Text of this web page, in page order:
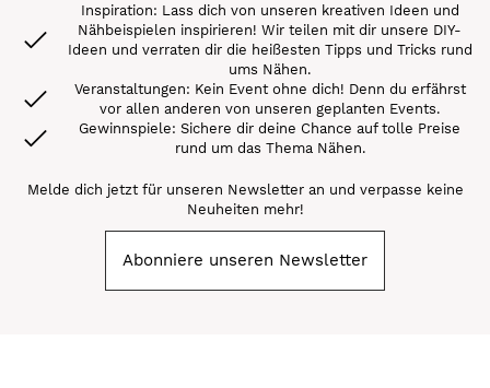
Inspiration: Lass dich von unseren kreativen Ideen und
Nähbeispielen inspirieren! Wir teilen mit dir unsere DIY-
Ideen und verraten dir die heißesten Tipps und Tricks rund
ums Nähen.
Veranstaltungen: Kein Event ohne dich! Denn du erfährst
vor allen anderen von unseren geplanten Events.
Gewinnspiele: Sichere dir deine Chance auf tolle Preise
rund um das Thema Nähen.
Melde dich jetzt für unseren Newsletter an und verpasse keine
Neuheiten mehr!
Abonniere unseren Newsletter